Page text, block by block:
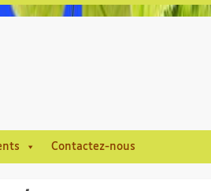
Contactez-nous